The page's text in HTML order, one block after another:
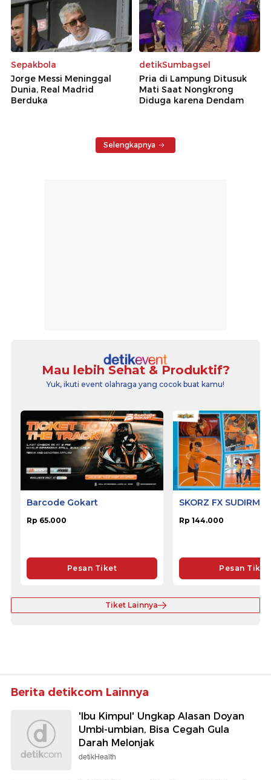
Sepakbola
Jorge Messi Meninggal
Dunia, Real Madrid
Berduka
detikSumbagsel
Pria di Lampung Ditusuk
Mati Saat Nongkrong
Diduga karena Dendam
Selengkapnya
Mau lebih Sehat & Produktif?
Yuk, ikuti event olahraga yang cocok buat kamu!
Barcode Gokart
Rp 65.000
Pesan Tiket
SKORZ FX
Rp 144.000
Pesan Tiket
Tiket Lainnya
Berita detikcom Lainnya
'Ibu Kimpul' Ungkap Alasan Doyan
Umbi-umbian, Bisa Cegah Gula
Darah Melonjak
detikHealth